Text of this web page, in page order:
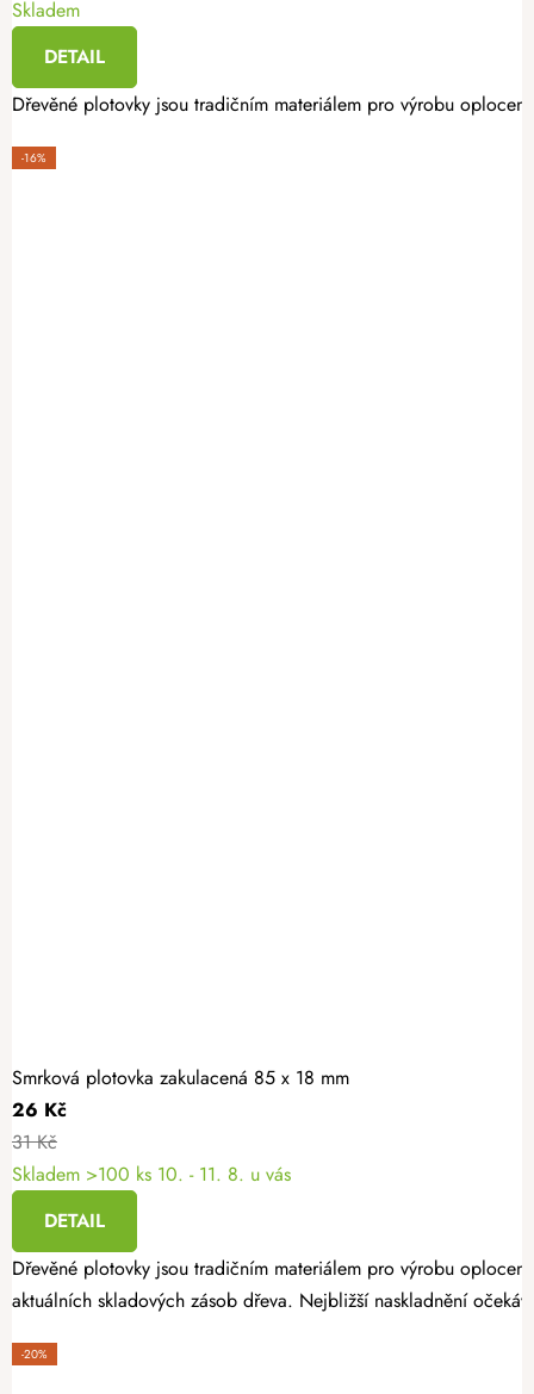
Skladem
DETAIL
Dřevěné plotovky jsou tradičním materiálem pro výrobu
-16%
Smrková plotovka zakulacená 85 x 18 mm
26 Kč
31 Kč
Skladem >100 ks 10. - 11. 8. u vás
DETAIL
Dřevěné plotovky jsou tradičním materiálem pro výrobu
aktuálních skladových zásob dřeva. Nejbližší naskladnění
-20%